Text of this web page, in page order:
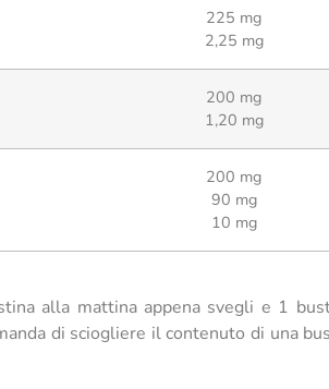
225 mg
2,25 mg
200 mg
1,20 mg
200 mg
90 mg
10 mg
alla mattina appena svegli e 1
di sciogliere il contenuto di una